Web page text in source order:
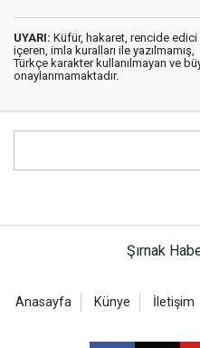
UYARI: Küfür, hakaret, rencide edici
içeren, imla kuralları ile yazılmamış,
Türkçe karakter kullanılmayan ve
onaylanmamaktadır.
Şırnak
Anasayfa Künye İletişim